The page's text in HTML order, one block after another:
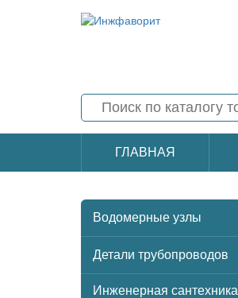
ГЛАВНАЯ
Водомерные узлы
Детали трубопроводов
Инженерная сантехника